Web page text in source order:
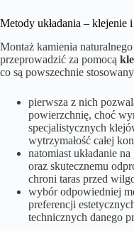
Metody układania – klejenie
Montaż kamienia naturalnego
przeprowadzić za pomocą
co są powszechnie
pierwsza z nich
powierzchnię, choć
specjalistycznych
wytrzymałość całej
natomiast układanie
oraz skutecznemu
chroni taras przed
wybór odpowiedniej
preferencji
technicznych danego